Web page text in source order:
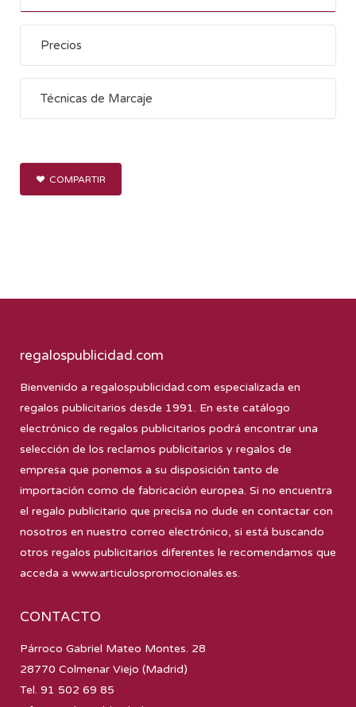
Precios
Técnicas de Marcaje
COMPARTIR
regalospublicidad.com
Bienvenido a regalospublicidad.com especializada en
regalos publicitarios desde 1991. En este catálogo
electrónico de regalos publicitarios podrá encontrar una
selección de los reclamos publicitarios y regalos de
empresa que ponemos a su disposición tanto de
importación como de fabricación europea. Si no encuentra
el regalo publicitario que precisa no dude en contactar con
nosotros en nuestro correo electrónico, si está buscando
otros regalos publicitarios diferentes le recomendamos que
acceda a www.articulospromocionales.es.
CONTACTO
Párroco Gabriel Mateo Montes. 28
28770 Colmenar Viejo (Madrid)
Tel. 91 502 69 85